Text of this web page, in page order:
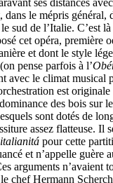
ses distances
dans le mépris général,
sud de l’Italie. C’est
cet opéra, première
et dont le style
pense parfois à l’
avec le climat musical
est
des bois sur
sont dotés de
assez flatteuse. Il
italianitá pour cette
et n’appelle guère
arguments n’avaient
chef Hermann